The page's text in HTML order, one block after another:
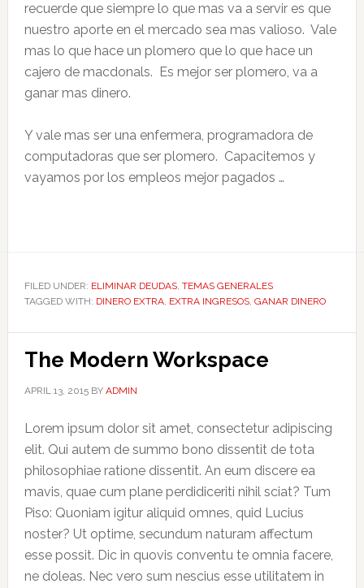
recuerde que siempre lo que mas va a servir es que
nuestro aporte en el mercado sea mas valioso. Vale
mas lo que hace un plomero que lo que hace un
cajero de macdonals. Es mejor ser plomero, va a
ganar mas dinero.
Y vale mas ser una enfermera, programadora de
computadoras que ser plomero. Capacitemos y
vayamos por los empleos mejor pagados …
FILED UNDER: ELIMINAR DEUDAS, TEMAS GENERALES
TAGGED WITH: DINERO EXTRA, EXTRA INGRESOS, GANAR DINERO
The Modern Workspace
APRIL 13, 2015BY ADMIN
Lorem ipsum dolor sit amet, consectetur adipiscing
elit. Qui autem de summo bono dissentit de tota
philosophiae ratione dissentit. An eum discere ea
mavis, quae cum plane perdidiceriti nihil sciat? Tum
Piso: Quoniam igitur aliquid omnes, quid Lucius
noster? Ut optime, secundum naturam affectum
esse possit. Dic in quovis conventu te omnia facere,
ne doleas. Nec vero sum nescius esse utilitatem in